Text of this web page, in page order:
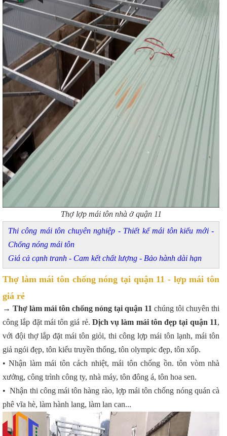
Thợ lợp mái tôn nhà ở quận 11
Thi công mái tôn chuyên nghiệp - Thiết kế mái tôn kiểu mới -
Chống nóng mái tôn
Giá cả cạnh tranh - Cam kết chất lượng - Bảo hành dài hạn
Thợ làm mái tôn chống nóng tại quận 11 - lợp mái tôn
giá rẻ
→ Thợ làm mái tôn chống nóng tại quận 11 chúng tôi chuyên thi
công lắp đặt mái tôn giá rẻ. Dịch vụ làm mái tôn đẹp tại quận 11,
với đội thợ lắp đặt mái tôn giỏi, thi công lợp mái tôn lạnh, mái tôn
giả ngói đẹp, tôn kiểu truyền thống, tôn olympic đẹp, tôn xốp.
• Nhận làm mái tôn cách nhiệt, mái tôn chống ồn. tôn vòm nhà
xưởng, công trình công ty, nhà máy, tôn đông á, tôn hoa sen.
• Nhận thi công mái tôn hàng rào, lợp mái tôn chống nóng quán cà
phê vĩa hè, làm hành lang, làm lan can...